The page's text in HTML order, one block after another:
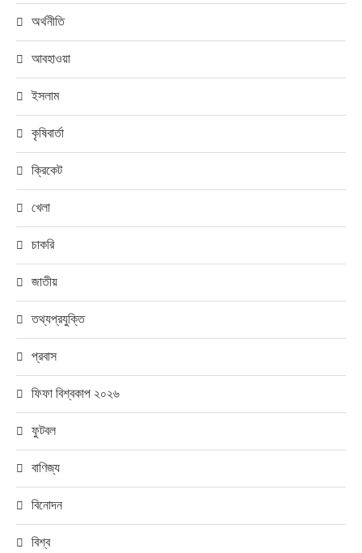
অর্থনীতি
আবহাওয়া
ইসলাম
কৃষিবার্তা
ক্রিকেট
খেলা
চাকরি
জাতীয়
তথ্যপ্রযুক্তি
প্রবাস
ফিফা বিশ্বকাপ ২০২৬
ফুটবল
বাণিজ্য
বিনোদন
বিশ্ব